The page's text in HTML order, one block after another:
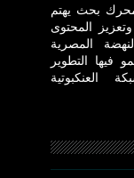
بحث يهتم
المحتوى
المصرية
فيها التطوير
العنكبوتية